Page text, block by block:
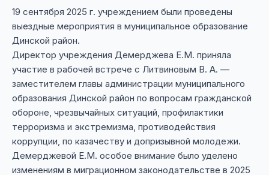
19 сентября 2025 г. учреждением были проведены
выездные мероприятия в муниципальное образование
Динской район.
Директор учреждения Демерджева Е.М. приняла
участие в рабочей встрече с Литвиновым В. А. —
заместителем главы администрации муниципального
образования Динской район по вопросам гражданской
обороне, чрезвычайных ситуаций, профилактики
терроризма и экстремизма, противодействия
коррупции, по казачеству и допризывной молодежи.
Демерджевой Е.М. особое внимание было уделено
изменениям в миграционном законодательстве в 2025